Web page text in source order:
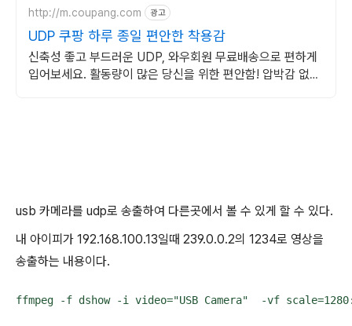
http://m.coupang.com 광고
UDP 쿠팡 하루 종일 편안한 착용감
신축성 좋고 부드러운 UDP, 와우회원 무료배송으로 편하게
입어보세요. 활동량이 많은 당신을 위한 편안함! 압박감 없는
usb 카메라를 udp로 송출하여 다른곳에서 볼 수 있게 할 수 있다.
내 아이피가 192.168.100.13일때 239.0.0.2의 1234로 영상을
송출하는 내용이다.
ffmpeg -f dshow -i video="USB Camera"  -vf